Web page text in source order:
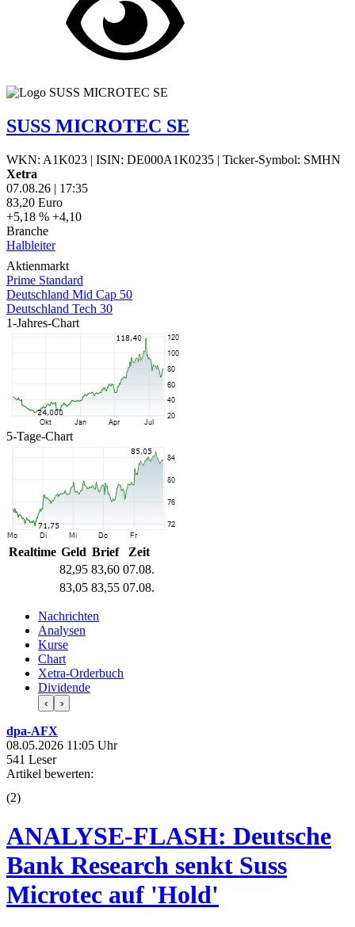
SUSS MICROTEC SE
WKN: A1K023 | ISIN: DE000A1K0235 | Ticker-Symbol: SMHN
Xetra
07.08.26 | 17:35
83,20 Euro
+5,18 % +4,10
Branche
Halbleiter
Aktienmarkt
Prime Standard
Deutschland Mid Cap 50
Deutschland Tech 30
1-Jahres-Chart
5-Tage-Chart
Realtime Geld Brief
Zeit
82,95 83,60 07.08.
83,05 83,55 07.08.
Nachrichten
Analysen
Kurse
Chart
Xetra-Orderbuch
Dividende
‹ ›
dpa-AFX
08.05.2026 11:05 Uhr
541 Leser
Artikel bewerten:
(2)
ANALYSE-FLASH: Deutsche
Bank Research senkt Suss
Microtec auf 'Hold'